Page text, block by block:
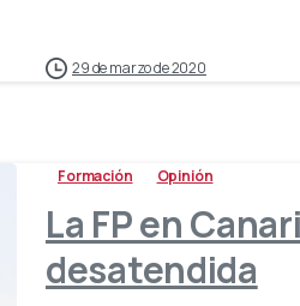
29 de marzo de 2020
Formación Opinión
La FP en
desatendida